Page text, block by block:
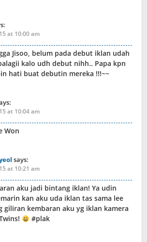
at 10:00 am
Jisoo, belum pada debut iklan udah
kalo udh debut nihh.. Papa kpn
hati buat debutin mereka !!!~~
at 10:04 am
Won
says:
at 10:21 am
aku jadi bintang iklan! Ya udin
kan aku uda iklan tas sama lee
giliran kembaran aku yg iklan kamera
#plak